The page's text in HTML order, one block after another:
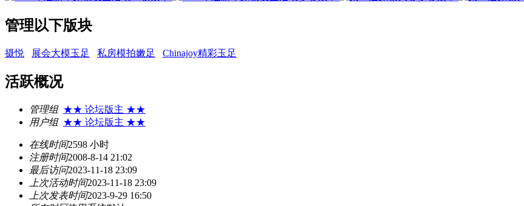
管理以下版块
摄悦 展会大模玉足 私房模拍嫩足 Chinajoy精彩玉足
活跃概况
管理组 ★★ 论坛版主 ★★
用户组 ★★ 论坛版主 ★★
在线时间2598 小时
注册时间2008-8-14 21:02
最后访问2023-11-18 23:09
上次活动时间2023-11-18 23:09
上次发表时间2023-9-29 16:50